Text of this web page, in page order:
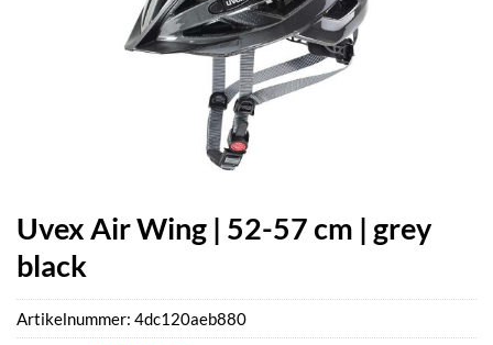
Uvex Air Wing | 52-57 cm | grey
black
Artikelnummer: 4dc120aeb880